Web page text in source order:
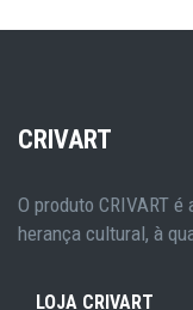
CRIVART
O produto CRIVART
herança cultural, à
LOJA CRIVART